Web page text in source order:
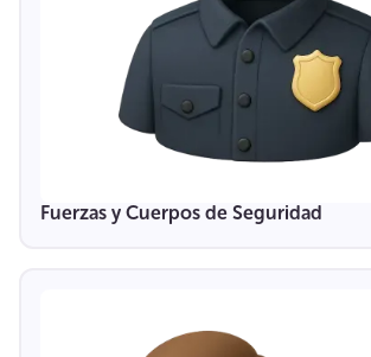
Fuerzas y Cuerpos de Seguridad